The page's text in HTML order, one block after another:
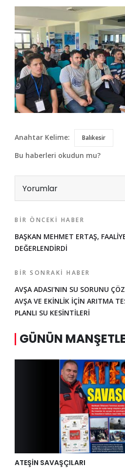
Anahtar Kelime: Balıkesir
Bu haberleri okudun mu?
Yorumlar
BIR ÖNCEKI HABER
BAŞKAN MEHMET ERTAŞ,
DEĞERLENDİRDİ
BIR SONRAKI HABER
AVŞA ADASI'NIN SU SORUNU
AVŞA VE EKİNLİK İÇİN ARITMA
PLANLI SU KESİNTİLERİ
GÜNÜN
ATEŞİN SAVAŞÇILARI